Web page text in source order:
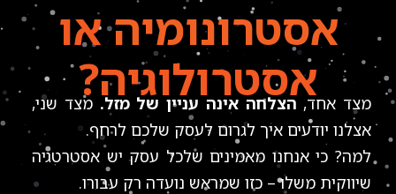
אסטרונומיהאו
אסטרולוגיה?מצד אחד, הצלחה אינה עניין של מזל. מצד שני,
אצלנו יודעים איך לגרום לעסק שלכם לרחף.
למה? כי אנחנו מאמינים שלכל עסק יש אסטרטגיה
שיווקית משלו – כזו שמראש נועדה רק עבורו.